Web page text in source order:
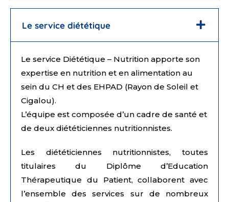
Le service diététique
Le service Diététique – Nutrition apporte son
expertise en nutrition et en alimentation au
sein du CH et des EHPAD (Rayon de Soleil et
Cigalou).
L’équipe est composée d’un cadre de santé et
de deux diététiciennes nutritionnistes.
Les diététiciennes nutritionnistes, toutes
titulaires du Diplôme d’Education
Thérapeutique du Patient, collaborent avec
l’ensemble des services sur de nombreux